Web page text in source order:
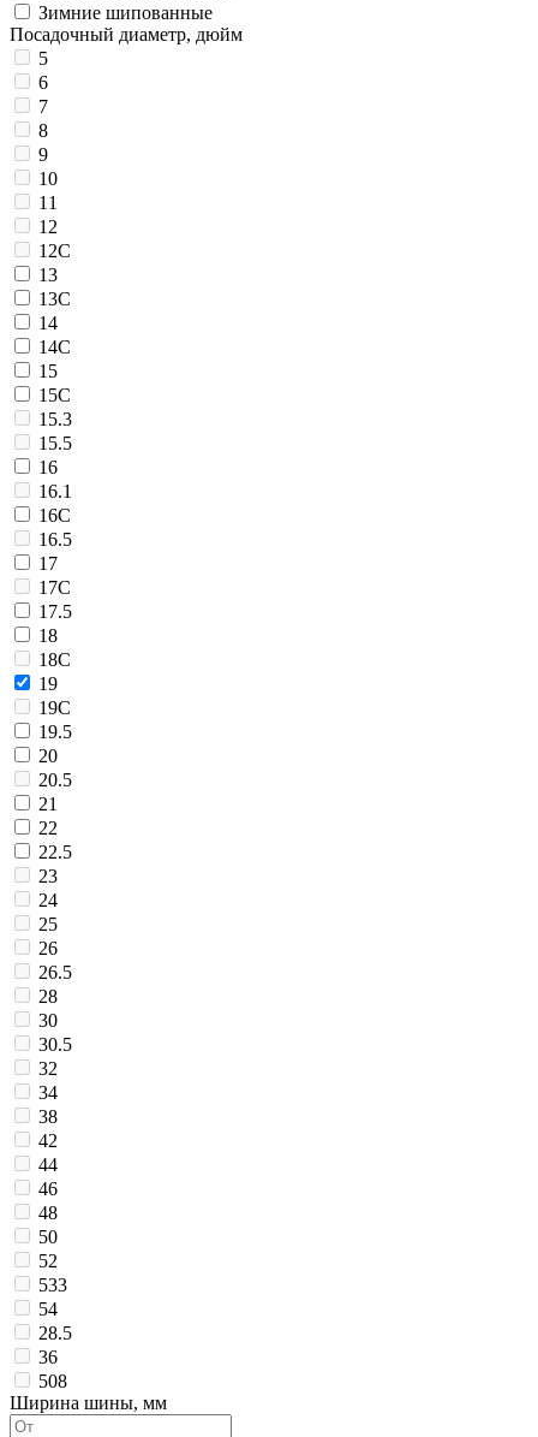
Зимние шипованные
Посадочный диаметр, дюйм
5
6
7
8
9
10
11
12
12C
13
13C
14
14C
15
15C
15.3
15.5
16
16.1
16C
16.5
17
17C
17.5
18
18C
19
19C
19.5
20
20.5
21
22
22.5
23
24
25
26
26.5
28
30
30.5
32
34
38
42
44
46
48
50
52
533
54
28.5
36
508
Ширина шины, мм